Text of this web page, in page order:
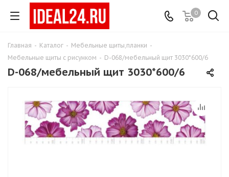
0
Главная - Каталог - Мебельные щиты,планки -
Мебельные щиты с рисунком - D-068/мебельный щит 3030*600/6
D-068/мебельный щит 3030*600/6